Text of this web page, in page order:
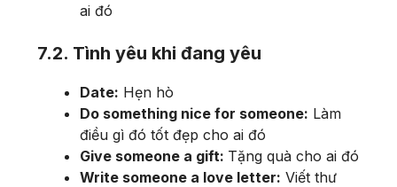
ai đó
7.2. Tình yêu khi đang yêu
Date: Hẹn hò
Do something nice for someone: Làm
điều gì đó tốt đẹp cho ai đó
Give someone a gift: Tặng quà cho ai đó
Write someone a love letter: Viết thư